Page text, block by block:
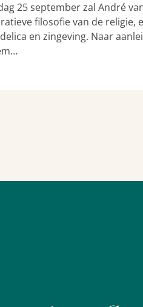
25 september zal André
filosofie van de religie,
en zingeving. Naar